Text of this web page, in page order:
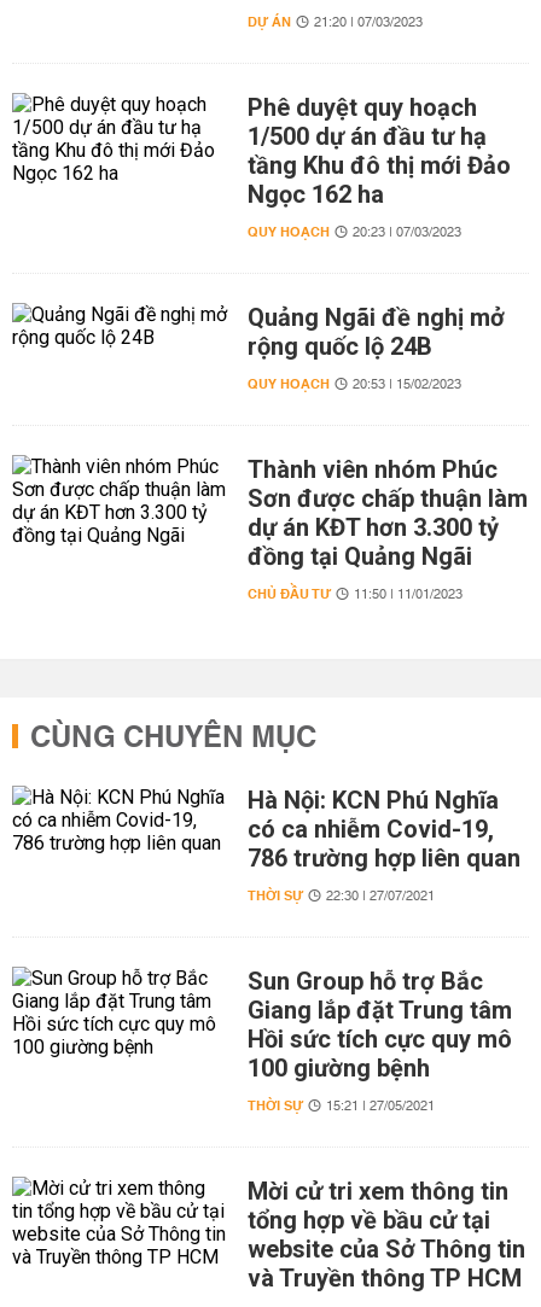
DỰ ÁN 21:20 | 07/03/2023
Phê duyệt quy hoạch
1/500 dự án đầu tư hạ
tầng Khu đô thị mới Đảo
Ngọc 162 ha
QUY HOẠCH 20:23 | 07/03/2023
Quảng Ngãi đề nghị mở
rộng quốc lộ 24B
QUY HOẠCH 20:53 | 15/02/2023
Thành viên nhóm Phúc
Sơn được chấp thuận làm
dự án KĐT hơn 3.300 tỷ
đồng tại Quảng Ngãi
CHỦ ĐẦU TƯ 11:50 | 11/01/2023
CÙNG CHUYÊN MỤC
Hà Nội: KCN Phú Nghĩa
có ca nhiễm Covid-19,
786 trường hợp liên quan
THỜI SỰ 22:30 | 27/07/2021
Sun Group hỗ trợ Bắc
Giang lắp đặt Trung tâm
Hồi sức tích cực quy mô
100 giường bệnh
THỜI SỰ 15:21 | 27/05/2021
Mời cử tri xem thông tin
tổng hợp về bầu cử tại
website của Sở Thông tin
và Truyền thông TP HCM